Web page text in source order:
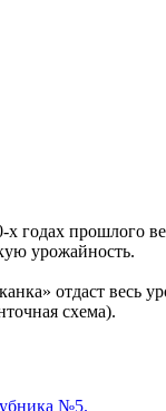
х годах прошлого
урожайность.
отдаст весь
схема).